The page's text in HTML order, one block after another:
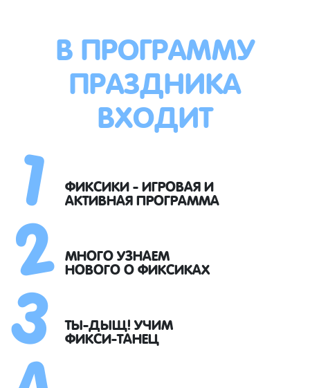
В ПРОГРАММУ
ПРАЗДНИКА
ВХОДИТ
ФИКСИКИ - ИГРОВАЯ И
АКТИВНАЯ ПРОГРАММА
МНОГО УЗНАЕМ
НОВОГО О ФИКСИКАХ
ТЫ-ДЫЩ! УЧИМ
ФИКСИ-ТАНЕЦ